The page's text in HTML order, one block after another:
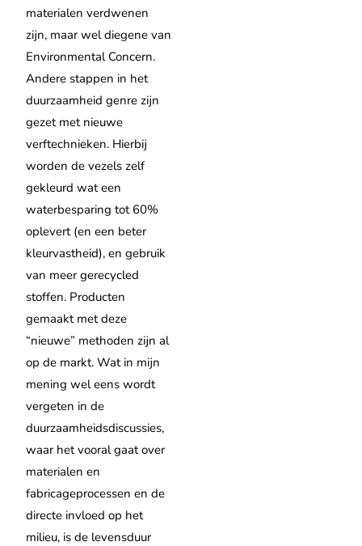
materialen verdwenen
zijn, maar wel diegene van
Environmental Concern.
Andere stappen in het
duurzaamheid genre zijn
gezet met nieuwe
verftechnieken. Hierbij
worden de vezels zelf
gekleurd wat een
waterbesparing tot 60%
oplevert (en een beter
kleurvastheid), en gebruik
van meer gerecycled
stoffen. Producten
gemaakt met deze
“nieuwe” methoden zijn al
op de markt. Wat in mijn
mening wel eens wordt
vergeten in de
duurzaamheidsdiscussies,
waar het vooral gaat over
materialen en
fabricageprocessen en de
directe invloed op het
milieu, is de levensduur